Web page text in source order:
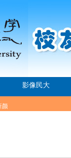
影像民大
颜